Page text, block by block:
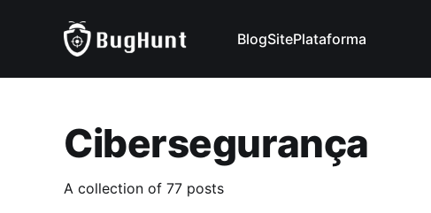
BlogSitePlataforma
Cibersegurança
A collection of 77 posts